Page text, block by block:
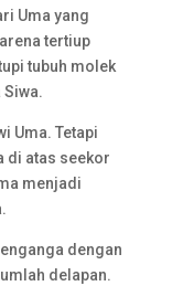
Uma yang
tertiup
tubuh molek
Uma. Tetapi
di atas seekor
menjadi
dengan
delapan.